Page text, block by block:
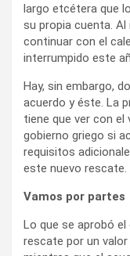
largo etcétera que
su propia cuenta. Al
continuar con el
interrumpido este
Hay, sin embargo,
acuerdo y éste. La
tiene que ver con el
gobierno griego si
requisitos
este nuevo rescate.
Vamos por partes
Lo que se aprobó
rescate por un